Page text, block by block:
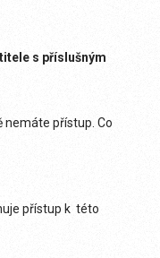
s příslušným
nemáte přístup. Co
přístup k této